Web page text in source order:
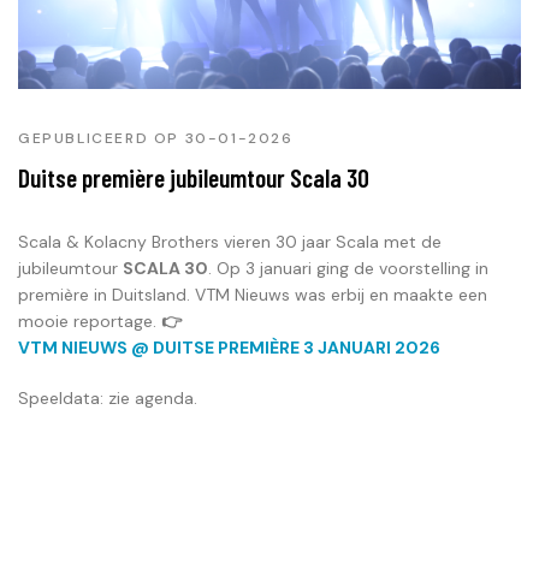
GEPUBLICEERD OP 30-01-2026
Duitse première jubileumtour Scala 30
Scala & Kolacny Brothers vieren 30 jaar Scala met de
jubileumtour SCALA 30. Op 3 januari ging de voorstelling in
première in Duitsland. VTM Nieuws was erbij en maakte een
mooie reportage. 👉
VTM NIEUWS @ DUITSE PREMIÈRE 3 JANUARI 2026
Speeldata: zie agenda.